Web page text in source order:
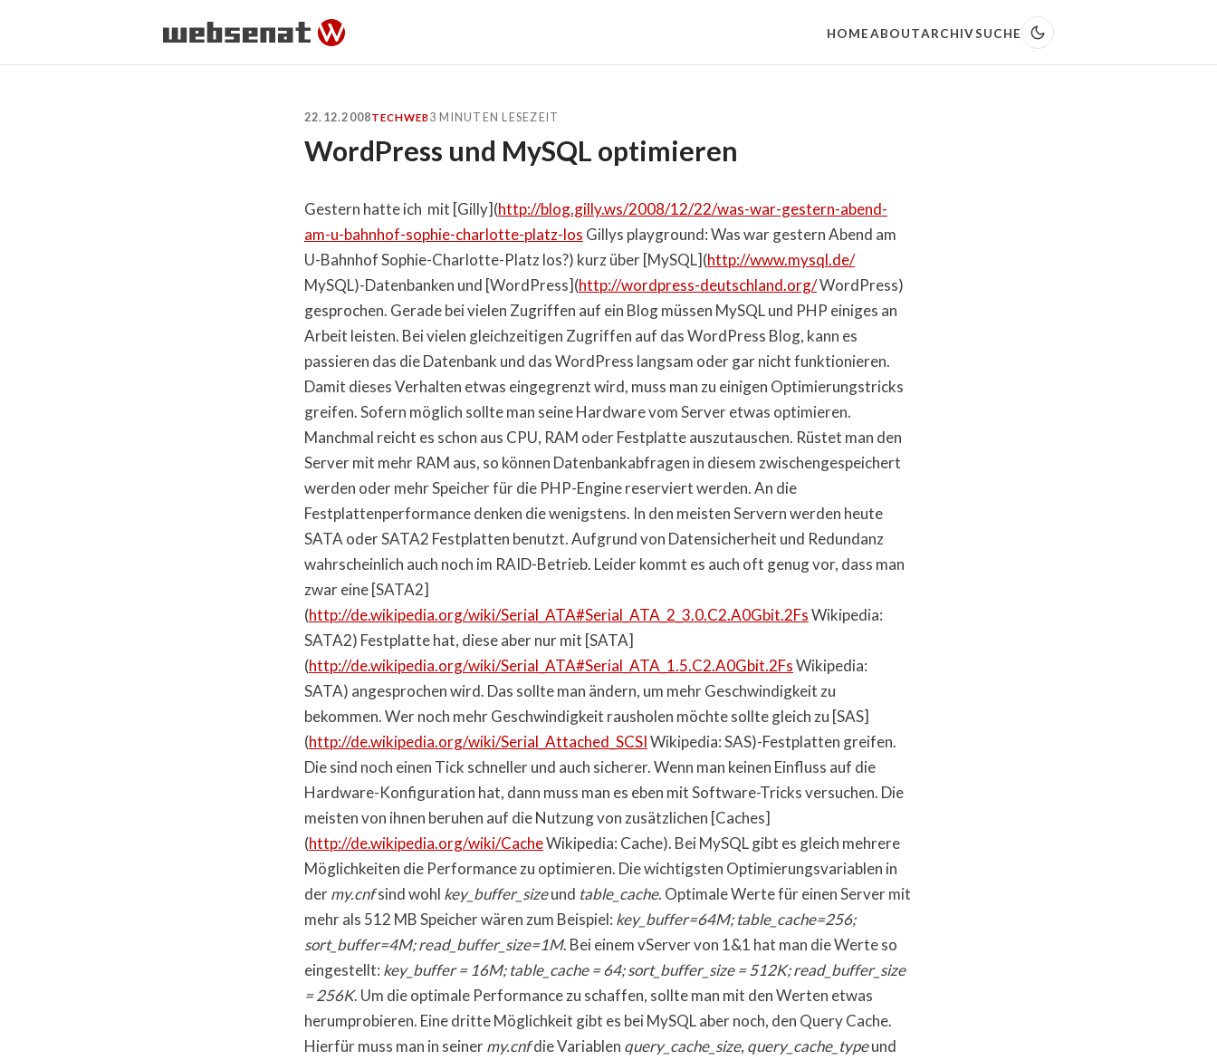
HOMEABOUTARCHIVSUCHE
22.12.2008TECHWEB3 MINUTEN LESEZEIT
WordPress und MySQL optimieren
Gestern hatte ich mit [Gilly](http://blog.gilly.ws/2008/12/22/was-war-gestern-abend-
am-u-bahnhof-sophie-charlotte-platz-los Gillys playground: Was war gestern Abend am
U-Bahnhof Sophie-Charlotte-Platz los?) kurz über [MySQL](http://www.mysql.de/
MySQL)-Datenbanken und [WordPress](http://wordpress-deutschland.org/WordPress)
gesprochen. Gerade bei vielen Zugriffen auf ein Blog müssen MySQL und PHP einiges an
Arbeit leisten. Bei vielen gleichzeitigen Zugriffen auf das WordPress Blog, kann es
passieren das die Datenbank und das WordPress langsam oder gar nicht funktionieren.
Damit dieses Verhalten etwas eingegrenzt wird, muss man zu einigen Optimierungstricks
greifen. Sofern möglich sollte man seine Hardware vom Server etwas optimieren.
Manchmal reicht es schon aus CPU, RAM oder Festplatte auszutauschen. Rüstet man den
Server mit mehr RAM aus, so können Datenbankabfragen in diesem zwischengespeichert
werden oder mehr Speicher für die PHP-Engine reserviert werden. An die
Festplattenperformance denken die wenigstens. In den meisten Servern werden heute
SATA oder SATA2 Festplatten benutzt. Aufgrund von Datensicherheit und Redundanz
wahrscheinlich auch noch im RAID-Betrieb. Leider kommt es auch oft genug vor, dass man
zwar eine [SATA2]
(http://de.wikipedia.org/wiki/Serial_ATA#Serial_ATA_2_3.0.C2.A0Gbit.2FsWikipedia:
SATA2) Festplatte hat, diese aber nur mit [SATA]
(http://de.wikipedia.org/wiki/Serial_ATA#Serial_ATA_1.5.C2.A0Gbit.2FsWikipedia:
SATA) angesprochen wird. Das sollte man ändern, um mehr Geschwindigkeit zu
bekommen. Wer noch mehr Geschwindigkeit rausholen möchte sollte gleich zu [SAS]
(http://de.wikipedia.org/wiki/Serial_Attached_SCSIWikipedia: SAS)-Festplatten greifen.
Die sind noch einen Tick schneller und auch sicherer. Wenn man keinen Einfluss auf die
Hardware-Konfiguration hat, dann muss man es eben mit Software-Tricks versuchen. Die
meisten von ihnen beruhen auf die Nutzung von zusätzlichen [Caches]
(http://de.wikipedia.org/wiki/CacheWikipedia: Cache). Bei MySQL gibt es gleich mehrere
Möglichkeiten die Performance zu optimieren. Die wichtigsten Optimierungsvariablen in
dermy.cnfsind wohl key_buffer_sizeund table_cache. Optimale Werte für einen Server mit
mehr als 512 MB Speicher wären zum Beispiel: key_buffer=64M; table_cache=256;
sort_buffer=4M; read_buffer_size=1M. Bei einem vServer von 1&1 hat man die Werte so
eingestellt: key_buffer = 16M; table_cache = 64; sort_buffer_size = 512K; read_buffer_size
= 256K. Um die optimale Performance zu schaffen, sollte man mit den Werten etwas
herumprobieren. Eine dritte Möglichkeit gibt es bei MySQL aber noch, den Query Cache.
Hierfür muss man in seinermy.cnfdie Variablen query_cache_size, query_cache_typeund